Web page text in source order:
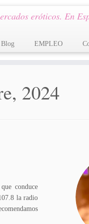
eróticos. En
Blog EMPLEO
2024
conduce
la radio